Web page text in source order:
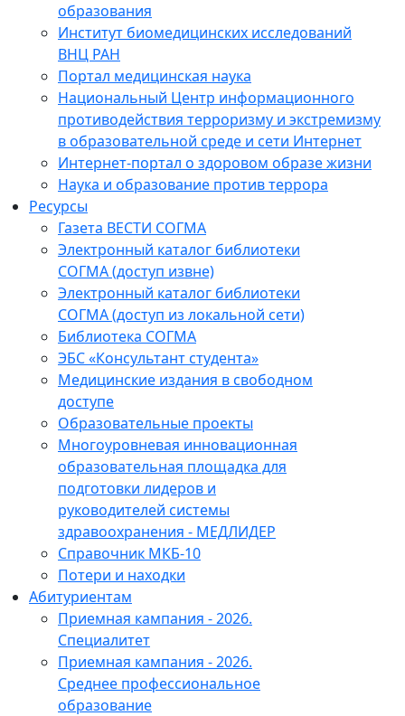
образования
Институт биомедицинских исследований
ВНЦ РАН
Портал медицинская наука
Национальный Центр информационного
противодействия терроризму и экстремизму
в образовательной среде и сети Интернет
Интернет-портал о здоровом образе жизни
Наука и образование против террора
Ресурсы
Газета ВЕСТИ СОГМА
Электронный каталог библиотеки
СОГМА (доступ извне)
Электронный каталог библиотеки
СОГМА (доступ из локальной сети)
Библиотека СОГМА
ЭБС «Консультант студента»
Медицинские издания в свободном
доступе
Образовательные проекты
Многоуровневая инновационная
образовательная площадка для
подготовки лидеров и
руководителей системы
здравоохранения - МЕДЛИДЕР
Справочник МКБ-10
Потери и находки
Абитуриентам
Приемная кампания - 2026.
Специалитет
Приемная кампания - 2026.
Среднее профессиональное
образование